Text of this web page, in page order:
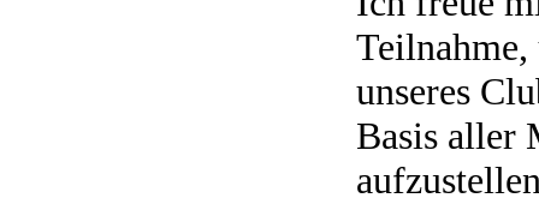
unseres
Basis aller